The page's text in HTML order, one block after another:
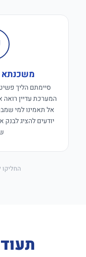
משכנתא
סיימתם הליך
המערכת עדיין
יודעים להציג